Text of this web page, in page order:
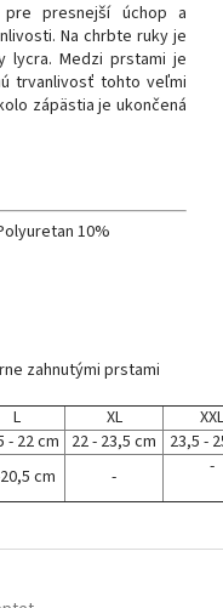
presnejší úchop a
Na chrbte ruky je
lycra. Medzi prstami je
trvanlivosť tohto veľmi
zápästia je ukončená
10%
zahnutými prstami
L XL
XXL
- 22 cm 22 - 23,5 cm
23,5 -
cm - -